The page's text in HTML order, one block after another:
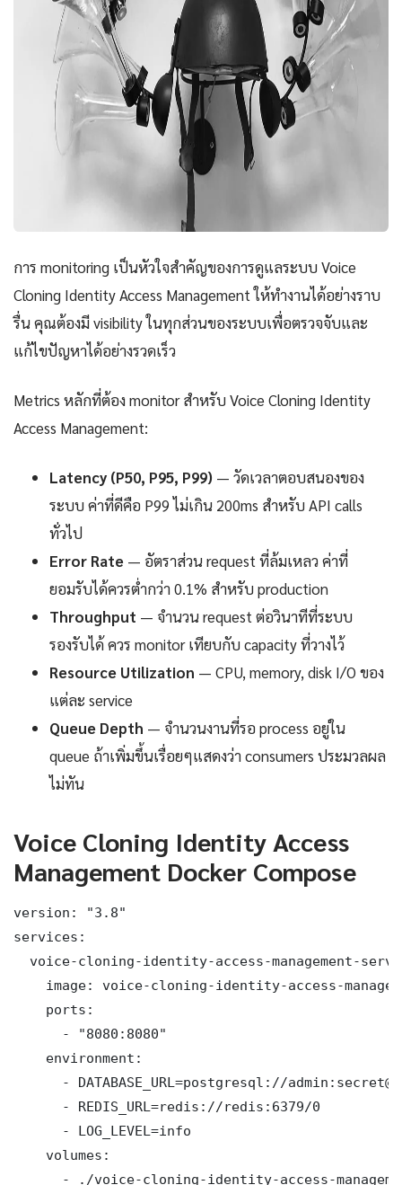
การ monitoring เป็นหัวใจสำคัญของการดูแลระบบ Voice
Cloning Identity Access Management ให้ทำงานได้อย่างราบ
รื่น คุณต้องมี visibility ในทุกส่วนของระบบเพื่อตรวจจับและ
แก้ไขปัญหาได้อย่างรวดเร็ว
Metrics หลักที่ต้อง monitor สำหรับ Voice Cloning Identity
Access Management:
Latency (P50, P95, P99) — วัดเวลาตอบสนองของ
ระบบ ค่าที่ดีคือ P99 ไม่เกิน 200ms สำหรับ API calls
ทั่วไป
Error Rate — อัตราส่วน request ที่ล้มเหลว ค่าที่
ยอมรับได้ควรต่ำกว่า 0.1% สำหรับ production
Throughput — จำนวน request ต่อวินาทีที่ระบบ
รองรับได้ ควร monitor เทียบกับ capacity ที่วางไว้
Resource Utilization — CPU, memory, disk I/O ของ
แต่ละ service
Queue Depth — จำนวนงานที่รอ process อยู่ใน
queue ถ้าเพิ่มขึ้นเรื่อยๆแสดงว่า consumers ประมวลผล
ไม่ทัน
Voice Cloning Identity Access
Management Docker Compose
version: "3.8"
services:
voice-cloning-identity-access-management-
image: voice-cloning-identity-access-
    ports:
      - "8080:8080"
    environment:
- DATABASE_URL=postgresql://
      - REDIS_URL=redis://redis:6379/0
      - LOG_LEVEL=info
    volumes:
- ./voice-cloning-identity-access-